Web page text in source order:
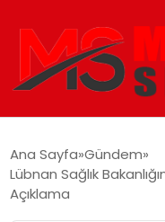
EKONOMI
Ana Sayfa Gündem
Lübnan Sağlık
Açıklama